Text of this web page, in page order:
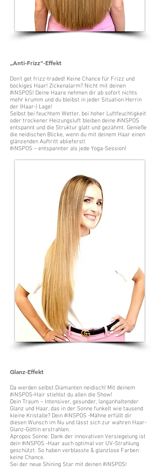
„Anti-Frizz”-Effekt
Don’t get frizz-traded! Keine Chance für Frizz und
bockiges Haar! Zickenalarm? Nicht mit deinen
#iNSPOS! Deine Haare nehmen dir ab sofort nichts
mehr krumm und du bleibst in jeder Situation Herrin
der (Haar-) Lage!
Selbst bei feuchtem Wetter, bei hoher Luftfeuchtigkeit
oder trockener Heizungsluft bleiben deine #iNSPOS
entspannt und die Struktur glatt und gezähmt. Genieße
die neidischen Blicke, wenn du mit deinem Haar einen
glänzenden Auftritt ablieferst!
#iNSPOS – entspannter als jede Yoga-Session!
Glanz-Effekt
Da werden selbst Diamanten neidisch! Mit deinem
#iNSPOS-Hair stiehlst du allen die Show!
Dein Traum – Intensiver, gesunder, langanhaltender
Glanz und Haar, das in der Sonne funkelt wie tausend
kleine Kristalle? Dein #iNSPOS -Mähne erfüllt dir
diesen Wunsch im Nu und lässt sich zur wahren Haar-
Glanz-Göttin erstrahlen.
Apropos Sonne: Dank der innovativen Versiegelung ist
dein #iNSPOS -Haar auch optimal vor UV-Strahlung
geschützt. So haben verblasste & glanzlose Farben
keine Chance.
Sei der neue Shining Star mit deinen #iNSPOS!